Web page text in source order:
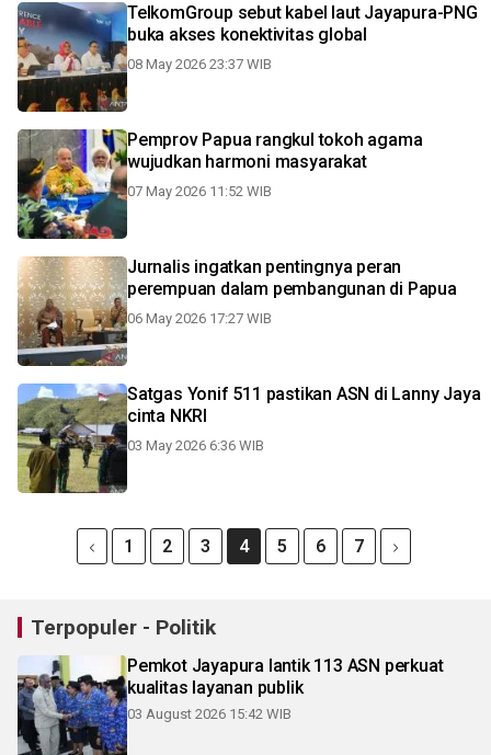
TelkomGroup sebut kabel laut Jayapura-PNG
buka akses konektivitas global
08 May 2026 23:37 WIB
Pemprov Papua rangkul tokoh agama
wujudkan harmoni masyarakat
07 May 2026 11:52 WIB
Jurnalis ingatkan pentingnya peran
perempuan dalam pembangunan di Papua
06 May 2026 17:27 WIB
Satgas Yonif 511 pastikan ASN di Lanny Jaya
cinta NKRI
03 May 2026 6:36 WIB
1 2 3 4 5 6 7
Terpopuler - Politik
Pemkot Jayapura lantik 113 ASN perkuat
kualitas layanan publik
03 August 2026 15:42 WIB